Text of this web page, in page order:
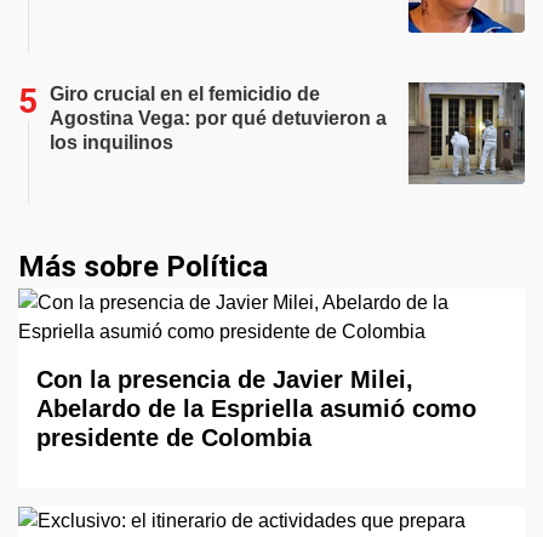
Giro crucial en el femicidio de
Agostina Vega: por qué detuvieron a
los inquilinos
Más sobre Política
Con la presencia de Javier Milei,
Abelardo de la Espriella asumió como
presidente de Colombia